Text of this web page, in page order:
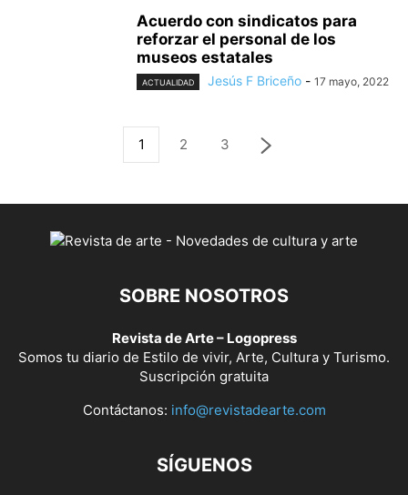
Acuerdo con sindicatos para
reforzar el personal de los
museos estatales
ACTUALIDAD Jesús F Briceño - 17 mayo, 2022
1 2 3
SOBRE NOSOTROS
Revista de Arte – Logopress
Somos tu diario de Estilo de vivir, Arte, Cultura y Turismo.
Suscripción gratuita
Contáctanos: info@revistadearte.com
SÍGUENOS